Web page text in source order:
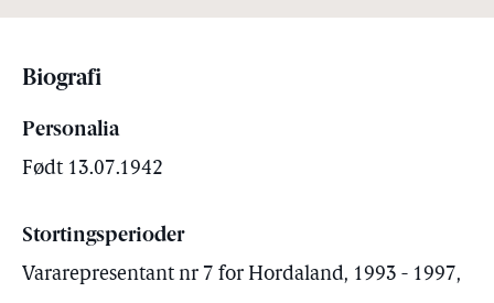
Biografi
Personalia
Født 13.07.1942
Stortingsperioder
Vararepresentant nr 7 for Hordaland, 1993 - 1997,